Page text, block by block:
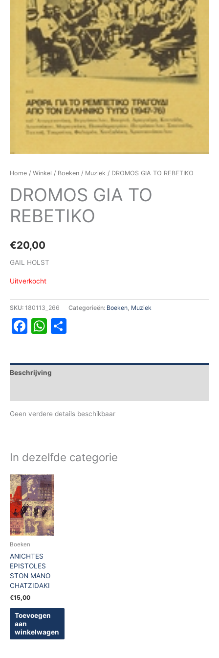
Home / Winkel / Boeken / Muziek / DROMOS GIA TO REBETIKO
DROMOS GIA TO
REBETIKO
€20,00
GAIL HOLST
Uitverkocht
SKU: 180113_266 Categorieën: Boeken, Muziek
Facebook
WhatsApp
Beschrijving
Geen verdere details beschikbaar
In dezelfde categorie
Boeken
ANICHTES
EPISTOLES
STON MANO
CHATZIDAKI
€15,00
Toevoegen
aan
winkelwagen